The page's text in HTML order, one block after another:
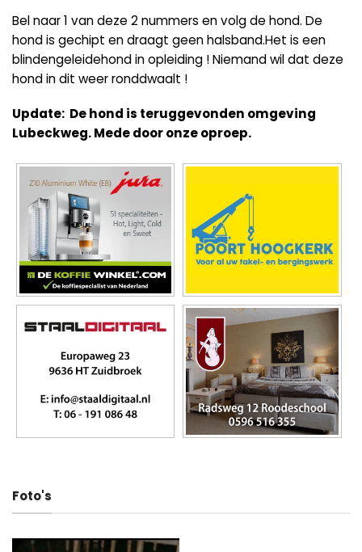
Bel naar 1 van deze 2 nummers en volg de hond. De
hond is gechipt en draagt geen halsband.Het is een
blindengeleidehond in opleiding ! Niemand wil dat deze
hond in dit weer ronddwaalt !
Update: De hond is teruggevonden omgeving
Lubeckweg. Mede door onze oproep.
Foto's